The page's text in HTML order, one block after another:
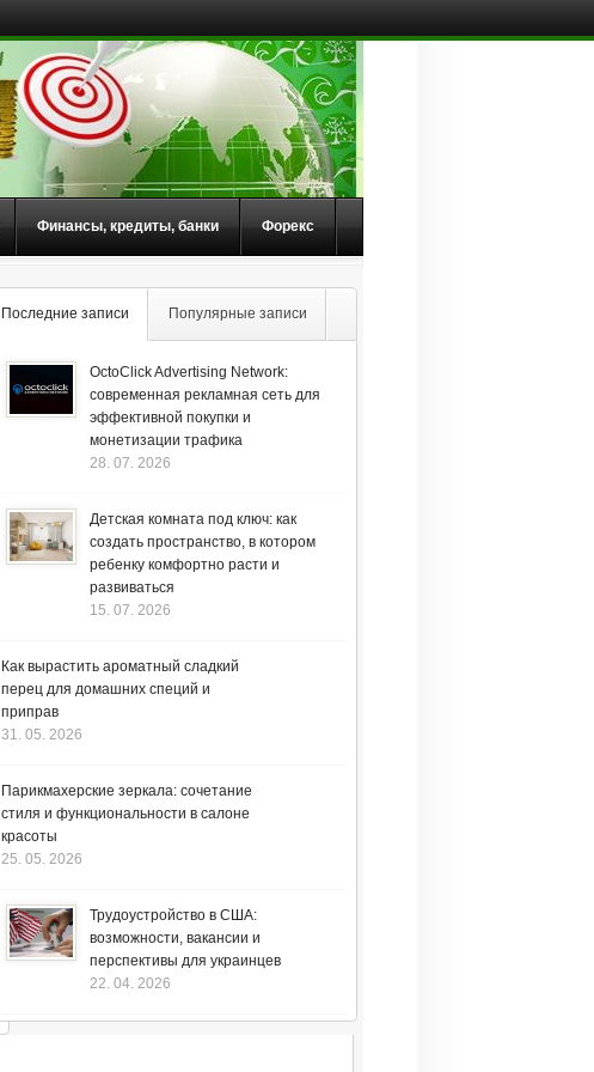
Финансы, кредиты, банки Форекс
Последние записи Популярные записи
OctoClick Advertising Network:
современная рекламная сеть для
эффективной покупки и
монетизации трафика
28. 07. 2026
Детская комната под ключ: как
создать пространство, в котором
ребенку комфортно расти и
развиваться
15. 07. 2026
Как вырастить ароматный сладкий
перец для домашних специй и
приправ
31. 05. 2026
Парикмахерские зеркала: сочетание
стиля и функциональности в салоне
красоты
25. 05. 2026
Трудоустройство в США:
возможности, вакансии и
перспективы для украинцев
22. 04. 2026